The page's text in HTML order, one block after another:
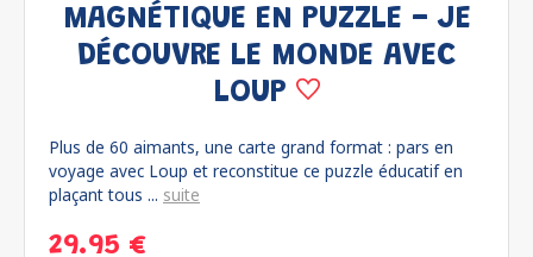
MAGNÉTIQUE EN PUZZLE - JE
DÉCOUVRE LE MONDE AVEC
LOUP
Plus de 60 aimants, une carte grand format : pars en
voyage avec Loup et reconstitue ce puzzle éducatif en
plaçant tous ... suite
29.95 €